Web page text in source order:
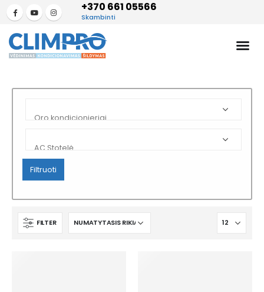
+370 661 05566
Skambinti
Filtruoti
FILTER